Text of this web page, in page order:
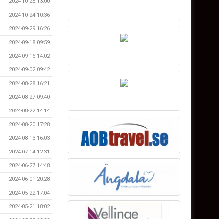
2024-10-25 13:00
2024-10-24 10:36
2024-09-29 16:26
2024-09-18 09:59
2024-09-16 14:02
2024-09-02 09:42
2024-08-28 16:21
2024-08-27 09:40
2024-08-22 14:14
2024-08-20 17:28
2024-08-13 16:03
2024-07-14 12:31
2024-06-27 14:48
2024-06-01 20:28
2024-05-22 17:04
2024-05-21 18:02